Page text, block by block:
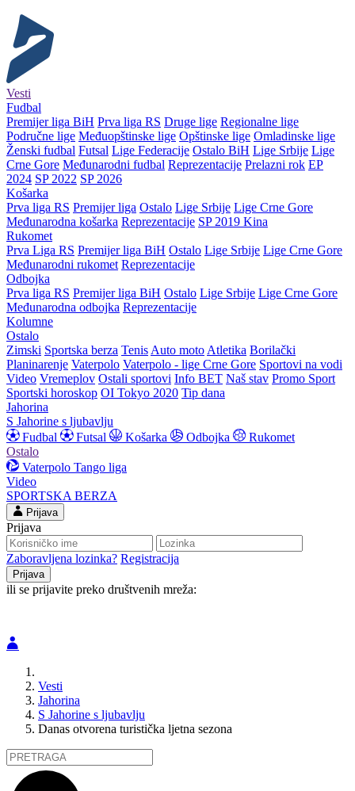
Vesti
Fudbal
Premijer liga BiH Prva liga RS Druge lige Regionalne lige
Područne lige Međuopštinske lige Opštinske lige Omladinske lige
Ženski fudbal Futsal Lige Federacije Ostalo BiH Lige Srbije Lige
Crne Gore Međunarodni fudbal Reprezentacije Prelazni rok EP
2024 SP 2022 SP 2026
Košarka
Prva liga RS Premijer liga Ostalo Lige Srbije Lige Crne Gore
Međunarodna košarka Reprezentacije SP 2019 Kina
Rukomet
Prva Liga RS Premijer liga BiH Ostalo Lige Srbije Lige Crne Gore
Međunarodni rukomet Reprezentacije
Odbojka
Prva liga RS Premijer liga BiH Ostalo Lige Srbije Lige Crne Gore
Međunarodna odbojka Reprezentacije
Kolumne
Ostalo
Zimski Sportska berza Tenis Auto moto Atletika Borilački
Planinarenje Vaterpolo Vaterpolo - lige Crne Gore Sportovi na vodi
Video Vremeplov Ostali sportovi Info BET Naš stav Promo Sport
Sportski horoskop OI Tokyo 2020 Tip dana
Jahorina
S Jahorine s ljubavlju
Fudbal
Futsal Košarka Odbojka
Rukomet
Ostalo
Vaterpolo Tango liga
Video
SPORTSKA BERZA
Prijava
Prijava
Zaboravljena lozinka? Registracija
ili se prijavite preko društvenih mreža:
Vesti
Jahorina
S Jahorine s ljubavlju
Danas otvorena turistička ljetna sezona